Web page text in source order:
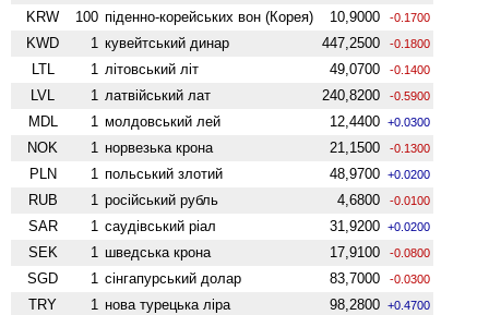
KRW 100 піденно-корейських вон (Корея) 10,9000 -0.1700
KWD 1 кувейтський динар 447,2500 -0.1800
LTL 1 літовський літ 49,0700 -0.1400
LVL 1 латвійський лат 240,8200 -0.5900
MDL 1 молдовський лей 12,4400 +0.0300
NOK 1 норвезька крона 21,1500 -0.1300
PLN 1 польський злотий 48,9700 +0.0200
RUB 1 російський рубль 4,6800 -0.0100
SAR 1 саудівський ріал 31,9200 +0.0200
SEK 1 шведська крона 17,9100 -0.0800
SGD 1 сінгапурський долар 83,7000 -0.0300
TRY 1 нова турецька ліра 98,2800 +0.4700